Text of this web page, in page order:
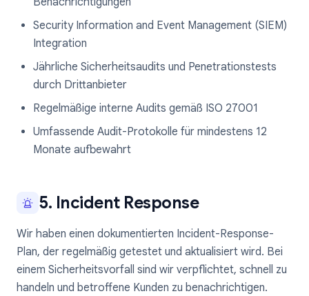
Security Information and Event Management (SIEM)
Integration
Jährliche Sicherheitsaudits und Penetrationstests
durch Drittanbieter
Regelmäßige interne Audits gemäß ISO 27001
Umfassende Audit-Protokolle für mindestens 12
Monate aufbewahrt
5. Incident Response
Wir haben einen dokumentierten Incident-Response-
Plan, der regelmäßig getestet und aktualisiert wird. Bei
einem Sicherheitsvorfall sind wir verpflichtet, schnell zu
handeln und betroffene Kunden zu benachrichtigen.